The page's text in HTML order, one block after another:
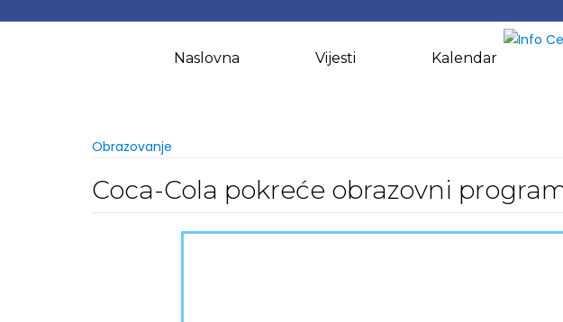
Naslovna Vijesti Kalendar
Obrazovanje
Coca-Cola pokreće obrazovni